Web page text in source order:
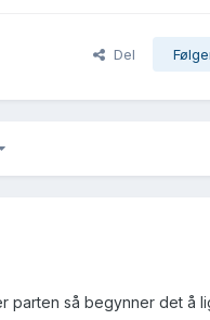
Del
parten så begynner det å